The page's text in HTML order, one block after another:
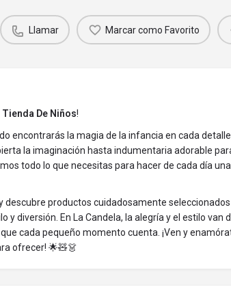
Llamar Marcar como Favorito
Tienda De Niños!
encontrarás la magia de la infancia en cada
la imaginación hasta indumentaria adorable
todo lo que necesitas para hacer de cada día una
descubre productos cuidadosamente seleccionados
y diversión. En La Candela, la alegría y el estilo van
cada pequeño momento cuenta. ¡Ven y
ofrecer! 🌟🧸👗